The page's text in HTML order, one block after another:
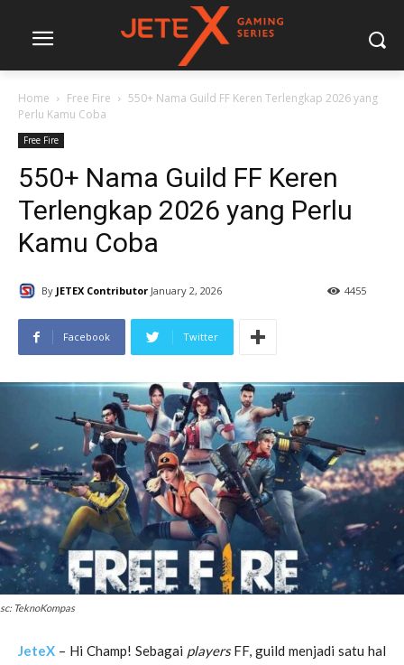
Home Free Fire
550+ Nama Guild FF Keren Terlengkap 2026 yang
Perlu Kamu Coba
Free Fire
550+ Nama Guild FF Keren
Terlengkap 2026 yang Perlu
Kamu Coba
By JETEX Contributor January 2, 2026 4455
Facebook Twitter
sc: TeknoKompas
JeteX – Hi Champ! Sebagai playersFF, guild menjadi satu hal